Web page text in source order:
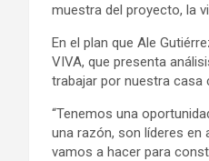
muestra del proyecto, la
En el plan que Ale
VIVA, que presenta
trabajar por nuestra casa
“Tenemos una
una razón, son líderes en
vamos a hacer para